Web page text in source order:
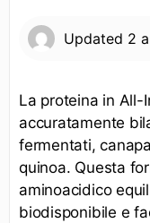
Updated 2
La proteina in All-
accuratamente
fermentati,
quinoa. Questa
aminoacidico
biodisponibile e